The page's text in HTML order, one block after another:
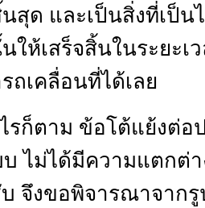
สุด และเป็นสิ่งที่เป็น
ให้เสร็จสิ้นในระยะเ
ถเคลื่อนที่ได้เลย
รก็ตาม ข้อโต้แย้งต่อ
ไม่ได้มีความแตกต่
จึงขอพิจารณาจาก